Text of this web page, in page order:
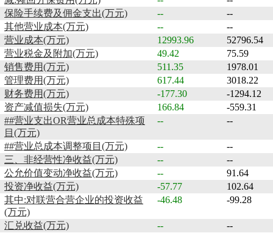
保险手续费及佣金支出(万元)
--
--
其他营业成本(万元)
--
--
营业成本(万元)
12993.96
52796.54
营业税金及附加(万元)
49.42
75.59
销售费用(万元)
511.35
1978.01
管理费用(万元)
617.44
3018.22
财务费用(万元)
-177.30
-1294.12
资产减值损失(万元)
166.84
-559.31
##营业支出OR营业总成本特殊项
目(万元)
-- --
##营业总成本调整项目(万元) --
--
三、非经营性净收益(万元)
--
--
公允价值变动净收益(万元)
--
91.64
投资净收益(万元)
-57.77
102.64
其中:对联营合营企业的投资收益
(万元)
-46.48 -99.28
汇兑收益(万元) --
--